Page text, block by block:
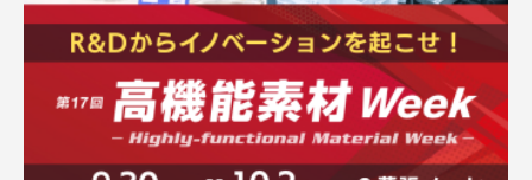
よくある質問